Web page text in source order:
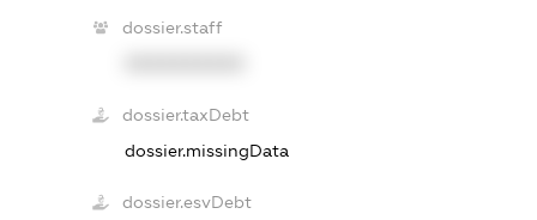
dossier.staff
dossier.taxDebt
dossier.missingData
dossier.esvDebt